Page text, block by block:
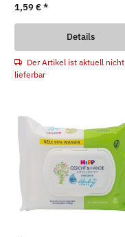
1,59 €*
Details
Der Artikel ist aktuell nicht
lieferbar